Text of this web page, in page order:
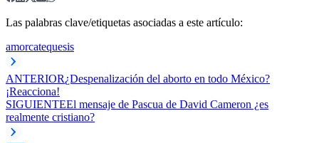
Las palabras clave/etiquetas asociadas a este artículo:
amorcatequesis
ANTERIOR¿Despenalización del aborto en todo México?
¡Reacciona!
SIGUIENTEEl mensaje de Pascua de David Cameron ¿es
realmente cristiano?